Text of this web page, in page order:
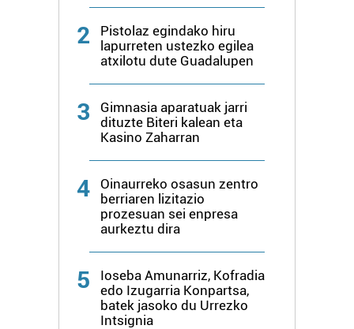
neurtzeko, jendeari buruzko informazioa biltzeko eta
produktuak garatzeko. Zure datuak nork eta zertarako
Bazkide batzuek ez dizute baimenik eskatzen, eta beren
interes komertzial legitimoetan babesten dira. Ikusi gure
dezakezun ikusteko.
Lortu zure datu pertsonalak prozesatzeko moduari
zure baimena Cookieen adierazpenean.
Webgune honek cookie propioak eta hirugarrenen cookie-
2
Pistolaz egindako hiru
lapurreten ustezko egilea
atxilotu dute Guadalupen
3
Gimnasia aparatuak jarri
dituzte Biteri kalean eta
Kasino Zaharran
4
Oinaurreko osasun zentro
berriaren lizitazio
prozesuan sei enpresa
aurkeztu dira
5
Ioseba Amunarriz, Kofradia
edo Izugarria Konpartsa,
batek jasoko du Urrezko
Intsignia